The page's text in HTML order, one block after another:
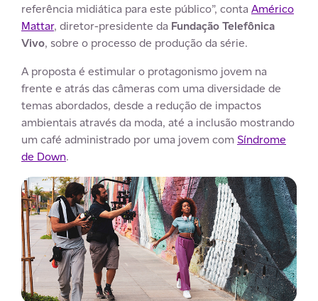
referência midiática para este público”, conta Américo
Mattar, diretor-presidente da Fundação Telefônica
Vivo, sobre o processo de produção da série.
A proposta é estimular o protagonismo jovem na
frente e atrás das câmeras com uma diversidade de
temas abordados, desde a redução de impactos
ambientais através da moda, até a inclusão mostrando
um café administrado por uma jovem com Síndrome
de Down.